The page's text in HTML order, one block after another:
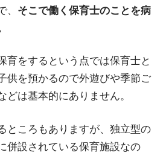
、 そこで働く保育士のことを病
育をするという点では保育士と
供を預かるので外遊びや季節ご
どは基本的にありません。
ところもありますが、独立型の
併設されている保育施設なの